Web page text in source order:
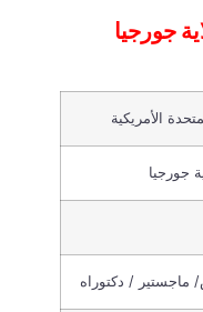
ولاية جورجيا
الأمريكية
جورجيا
ماجستير / دكتوراه